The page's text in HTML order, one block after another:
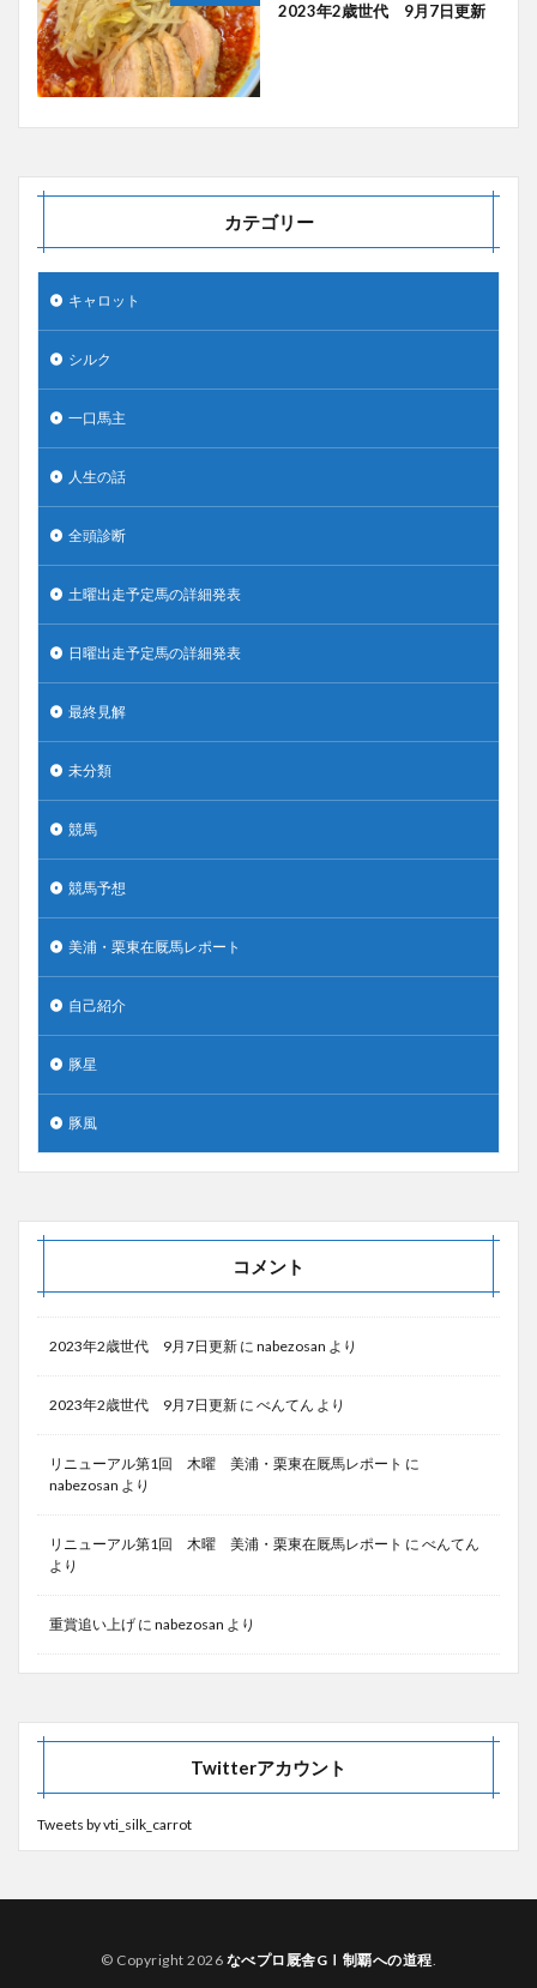
2023年2歳世代 9月7日更新
カテゴリー
キャロット
シルク
一口馬主
人生の話
全頭診断
土曜出走予定馬の詳細発表
日曜出走予定馬の詳細発表
最終見解
未分類
競馬
競馬予想
美浦・栗東在厩馬レポート
自己紹介
豚星
豚風
コメント
2023年2歳世代 9月7日更新 に nabezosan より
2023年2歳世代 9月7日更新 に べんてん より
リニューアル第1回 木曜 美浦・栗東在厩馬レポート に
nabezosan より
リニューアル第1回 木曜 美浦・栗東在厩馬レポート に べんてん
より
重賞追い上げ に nabezosan より
Twitterアカウント
Tweets by vti_silk_carrot
© Copyright 2026 なべプロ厩舎GⅠ制覇への道程.